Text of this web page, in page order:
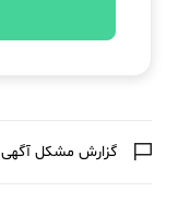
گزارش مشکل آگهی